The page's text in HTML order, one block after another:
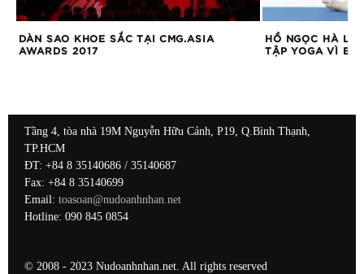
DÀN SAO KHOE SẮC TẠI CMG.ASIA
AWARDS 2017
HỒ NGỌC HÀ
TẬP YOGA VÌ
Tầng 4, tòa nhà 19M Nguyễn Hữu Cảnh, P19, Q.Bình Thạnh,
TP.HCM
ĐT: +84 8 35140686 / 35140687
Fax: +84 8 35140699
Email: toasoan@nudoanhnhan.net
Hotline: 090 845 0854
© 2008 - 2023 Nudoanhnhan.net. All rights reserved